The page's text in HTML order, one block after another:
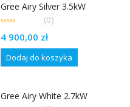
Gree Airy Silver 3.5kW
out
(0)
4 900,00 zł
Dodaj do koszyka
Gree Airy White 2.7kW